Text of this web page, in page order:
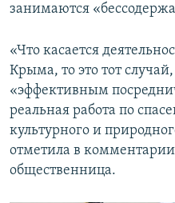
занимаются
«Что касается
Крыма, то это тот
«эффективным
реальная работа по
культурного и
отметила в комментарии
общественница.